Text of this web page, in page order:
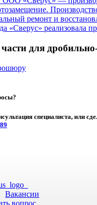
ремонт и
«Сверус» реализовала
для
специалиста, или
Вакансии